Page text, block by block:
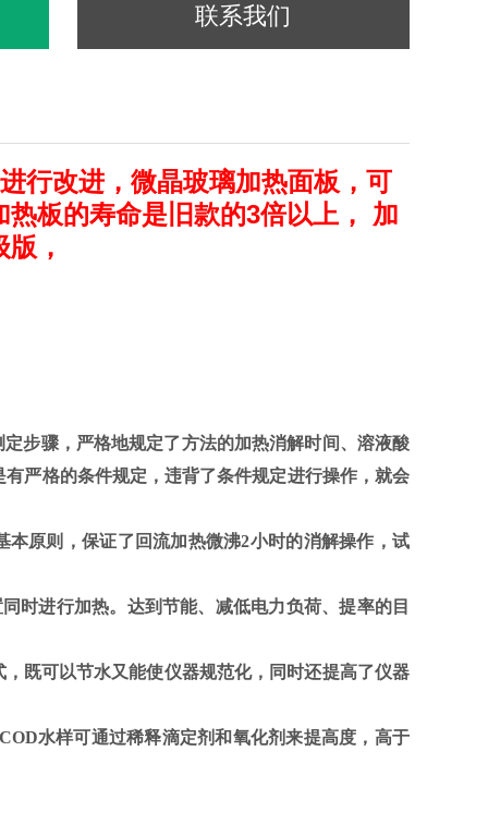
联系我们
行改进，微晶玻璃加热面板，可
板的寿命是旧款的3倍以上， 加
，
步骤，严格地规定了方法的加热消解时间、溶液酸
严格的条件规定，违背了条件规定进行操作，就会
原则，保证了回流加热微沸2小时的消解操作，试
时进行加热。达到节能、减低电力负荷、提率的目
既可以节水又能使仪器规范化，同时还提高了仪器
水样可通过稀释滴定剂和氧化剂来提高度，高于